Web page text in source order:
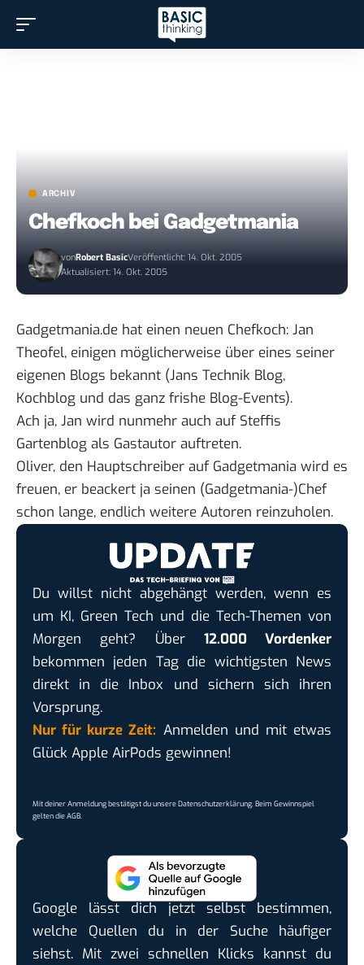
ARCHIV
Chefkoch bei Gadgetmania
vonRobert BasicVeröffentlicht: 14. Okt. 2005
Aktualisiert: 14. Okt. 2005
Gadgetmania.de hat einen neuen Chefkoch: Jan
Theofel, einigen möglicherweise über eines seiner
eigenen Blogs bekannt (Jans Technik Blog,
Kochblog und das ganz frishe Blog-Events).
Ach ja, Jan wird nunmehr auch auf Steffis
Gartenblog als Gastautor auftreten.
Oliver, den Hauptschreiber auf Gadgetmania wird es
freuen, er beackert ja seinen (Gadgetmania-)Chef
schon lange, endlich weitere Autoren reinzuholen.
Du willst nicht abgehängt werden, wenn es
um KI, Green Tech und die Tech-Themen von
Morgen geht? Über 12.000 Vordenker
bekommen jeden Tag die wichtigsten News
direkt in die Inbox und sichern sich ihren
Vorsprung.
Nur für kurze Zeit: Anmelden und mit etwas
Glück Apple AirPods gewinnen!
Mit deiner Anmeldung bestätigst du unsereDatenschutzerklärung. Beim Gewinnspiel
gelten dieAGB.
Google lässt dich jetzt selbst bestimmen,
welche Quellen du in der Suche häufiger
siehst. Mit zwei schnellen Klicks kannst du